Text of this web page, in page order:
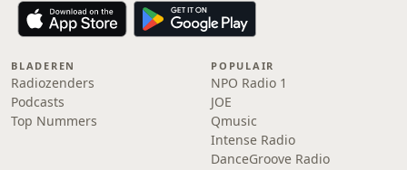
BLADEREN
Radiozenders
Podcasts
Top Nummers
POPULAIR
NPO Radio 1
JOE
Qmusic
Intense Radio
DanceGroove Radio